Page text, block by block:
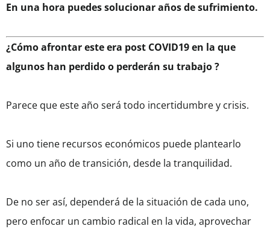
En una hora puedes solucionar años de sufrimiento.
¿Cómo afrontar este era post COVID19 en la que
algunos han perdido o perderán su trabajo ?
Parece que este año será todo incertidumbre y crisis.
Si uno tiene recursos económicos puede plantearlo
como un año de transición, desde la tranquilidad.
De no ser así, dependerá de la situación de cada uno,
pero enfocar un cambio radical en la vida, aprovechar